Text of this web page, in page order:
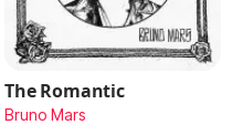
The Romantic
Bruno Mars